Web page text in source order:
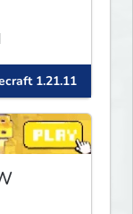
1.21.11